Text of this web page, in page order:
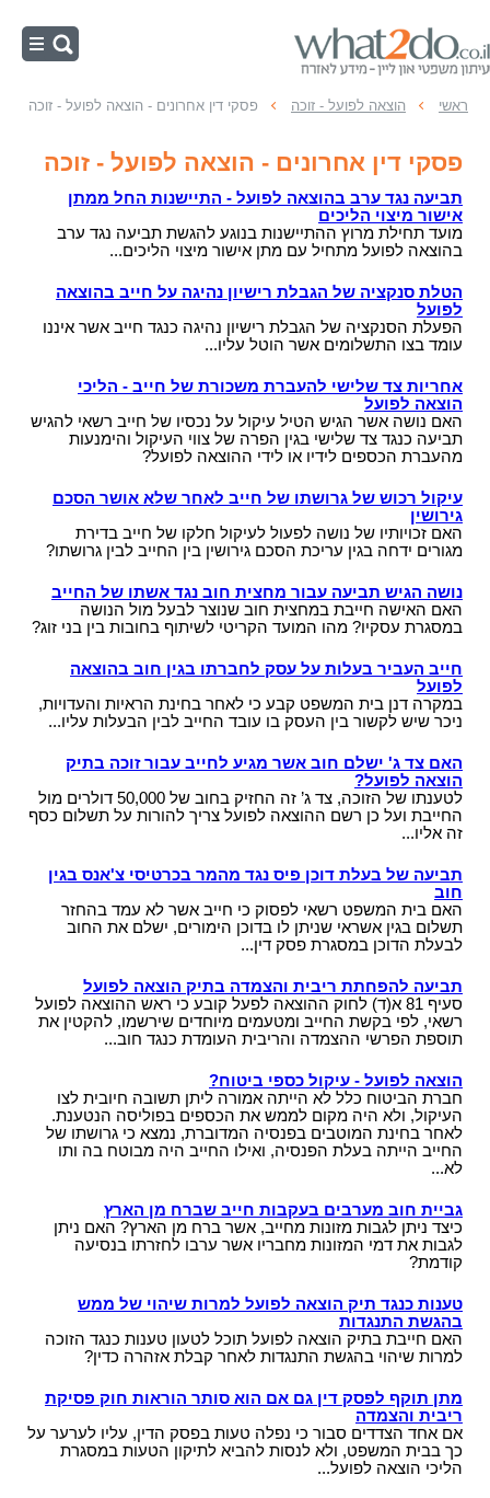
ראשי
הוצאה לפועל - זוכה
עיקולים
הליכי הוצאה לפועל
כינוס נכסים
ראשי הוצאה לפועל - זוכה פסקי דין אחרונים - הוצאה לפועל - זוכה
פסקי דין אחרונים - הוצאה לפועל - זוכה
תביעה נגד ערב בהוצאה לפועל - התיישנות החל ממתן
אישור מיצוי הליכים
מועד תחילת מרוץ ההתיישנות בנוגע להגשת תביעה נגד ערב
בהוצאה לפועל מתחיל עם מתן אישור מיצוי הליכים...
הטלת סנקציה של הגבלת רישיון נהיגה על חייב בהוצאה
לפועל
הפעלת הסנקציה של הגבלת רישיון נהיגה כנגד חייב אשר איננו
עומד בצו התשלומים אשר הוטל עליו...
אחריות צד שלישי להעברת משכורת של חייב - הליכי
הוצאה לפועל
האם נושה אשר הגיש הטיל עיקול על נכסיו של חייב רשאי להגיש
תביעה כנגד צד שלישי בגין הפרה של צווי העיקול והימנעות
מהעברת הכספים לידיו או לידי ההוצאה לפועל?
עיקול רכוש של גרושתו של חייב לאחר שלא אושר הסכם
גירושין
האם זכויותיו של נושה לפעול לעיקול חלקו של חייב בדירת
מגורים ידחה בגין עריכת הסכם גירושין בין החייב לבין גרושתו?
נושה הגיש תביעה עבור מחצית חוב נגד אשתו של החייב
האם האישה חייבת במחצית חוב שנוצר לבעל מול הנושה
במסגרת עסקיו? מהו המועד הקריטי לשיתוף בחובות בין בני זוג?
חייב העביר בעלות על עסק לחברתו בגין חוב בהוצאה
לפועל
במקרה דנן בית המשפט קבע כי לאחר בחינת הראיות והעדויות,
ניכר שיש לקשור בין העסק בו עובד החייב לבין הבעלות עליו...
האם צד ג' ישלם חוב אשר מגיע לחייב עבור זוכה בתיק
הוצאה לפועל?
לטענתו של הזוכה, צד ג’ זה החזיק בחוב של 50,000 דולרים מול
החייבת ועל כן רשם ההוצאה לפועל צריך להורות על תשלום כסף
זה אליו...
תביעה של בעלת דוכן פיס נגד מהמר בכרטיסי צ'אנס בגין
חוב
האם בית המשפט רשאי לפסוק כי חייב אשר לא עמד בהחזר
תשלום בגין אשראי שניתן לו בדוכן הימורים, ישלם את החוב
לבעלת הדוכן במסגרת פסק דין...
תביעה להפחתת ריבית והצמדה בתיק הוצאה לפועל
סעיף 81 א(ד) לחוק ההוצאה לפעל קובע כי ראש ההוצאה לפועל
רשאי, לפי בקשת החייב ומטעמים מיוחדים שירשמו, להקטין את
תוספת הפרשי ההצמדה והריבית העומדת כנגד חוב...
הוצאה לפועל - עיקול כספי ביטוח?
חברת הביטוח כלל לא הייתה אמורה ליתן תשובה חיובית לצו
העיקול, ולא היה מקום לממש את הכספים בפוליסה הנטענת.
לאחר בחינת המוטבים בפנסיה המדוברת, נמצא כי גרושתו של
החייב הייתה בעלת הפנסיה, ואילו החייב היה מבוטח בה ותו
לא...
גביית חוב מערבים בעקבות חייב שברח מן הארץ
כיצד ניתן לגבות מזונות מחייב, אשר ברח מן הארץ? האם ניתן
לגבות את דמי המזונות מחבריו אשר ערבו לחזרתו בנסיעה
קודמת?
טענות כנגד תיק הוצאה לפועל למרות שיהוי של ממש
בהגשת התנגדות
האם חייבת בתיק הוצאה לפועל תוכל לטעון טענות כנגד הזוכה
למרות שיהוי בהגשת התנגדות לאחר קבלת אזהרה כדין?
מתן תוקף לפסק דין גם אם הוא סותר הוראות חוק פסיקת
ריבית והצמדה
אם אחד הצדדים סבור כי נפלה טעות בפסק הדין, עליו לערער על
כך בבית המשפט, ולא לנסות להביא לתיקון הטעות במסגרת
הליכי הוצאה לפועל...